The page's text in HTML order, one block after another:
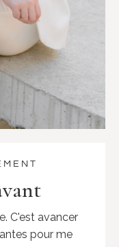
C'est avancer
pour me